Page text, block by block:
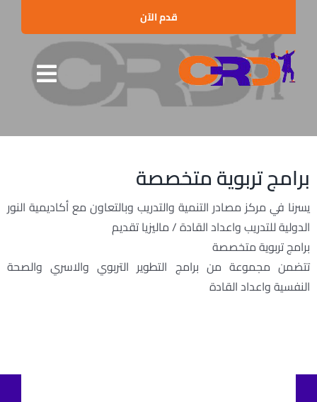
content
قدم الآن
الرئيسية
من نحن
البرامج التدريبية
الإستشارات
العملاء والشراكات
الأخبار
برامج تربوية متخصصة
يسرنا في مركز مصادر التنمية والتدريب وبالتعاون مع أكاديمية النور
الدولية للتدريب واعداد القادة / ماليزيا تقديم
برامج تربوية متخصصة
تتضمن مجموعة من برامج التطوير التربوي والاسري والصحة
النفسية واعداد القادة